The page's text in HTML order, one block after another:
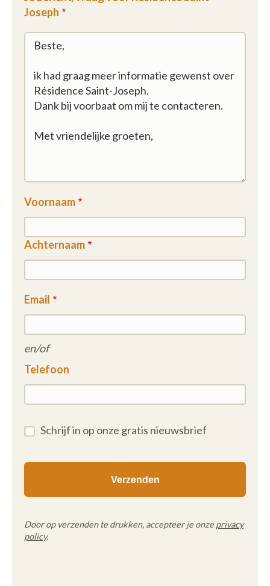
Joseph
Voornaam
Achternaam
Email
en/of
Telefoon
Schrijf in op onze gratis nieuwsbrief
Door op verzenden te drukken, accepteer je onze privacy
policy.